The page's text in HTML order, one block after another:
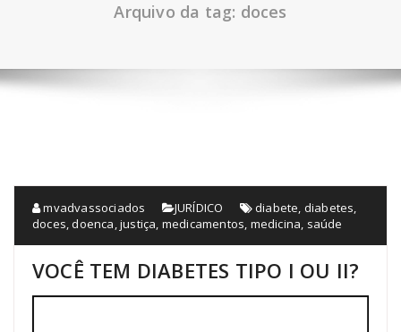
Arquivo da tag: doces
mvadvassociados JURÍDICO diabete, diabetes,
doces,doenca,justiça, medicamentos, medicina, saúde
VOCÊ TEM DIABETES TIPO I OU II?